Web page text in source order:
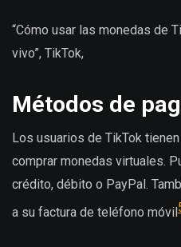
“Cómo usar las monedas de
vivo”, TikTok,
Métodos de
Los usuarios de TikTok
comprar monedas virtuales.
crédito, débito o PayPal.
a su factura de teléfono móvil